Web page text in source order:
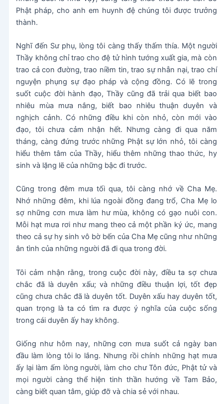
Phật pháp, cho anh em huynh đệ chúng tôi được trưởng
thành.
Nghĩ đến Sư phụ, lòng tôi càng thấy thấm thía. Một người
Thầy không chỉ trao cho đệ tử hình tướng xuất gia, mà còn
trao cả con đường, trao niềm tin, trao sự nhẫn nại, trao chí
nguyện phụng sự đạo pháp và cộng đồng. Có lẽ trong
suốt cuộc đời hành đạo, Thầy cũng đã trải qua biết bao
nhiêu mùa mưa nắng, biết bao nhiêu thuận duyên và
nghịch cảnh. Có những điều khi còn nhỏ, còn mới vào
đạo, tôi chưa cảm nhận hết. Nhưng càng đi qua năm
tháng, càng đứng trước những Phật sự lớn nhỏ, tôi càng
hiểu thêm tâm của Thầy, hiểu thêm những thao thức, hy
sinh và lặng lẽ của những bậc đi trước.
Cũng trong đêm mưa tối qua, tôi càng nhớ về Cha Mẹ.
Nhớ những đêm, khi lúa ngoài đồng đang trổ, Cha Mẹ lo
sợ những cơn mưa làm hư mùa, không có gạo nuôi con.
Mỗi hạt mưa rơi như mang theo cả một phần ký ức, mang
theo cả sự hy sinh vô bờ bến của Cha Mẹ cũng như những
ân tình của những người đã đi qua trong đời.
Tôi cảm nhận rằng, trong cuộc đời này, điều ta sợ chưa
chắc đã là duyên xấu; và những điều thuận lợi, tốt đẹp
cũng chưa chắc đã là duyên tốt. Duyên xấu hay duyên tốt,
quan trọng là ta có tìm ra được ý nghĩa của cuộc sống
trong cái duyên ấy hay không.
Giống như hôm nay, những cơn mưa suốt cả ngày ban
đầu làm lòng tôi lo lắng. Nhưng rồi chính những hạt mưa
ấy lại làm ấm lòng người, làm cho chư Tôn đức, Phật tử và
mọi người càng thể hiện tinh thần hướng về Tam Bảo,
càng biết quan tâm, giúp đỡ và chia sẻ với nhau.